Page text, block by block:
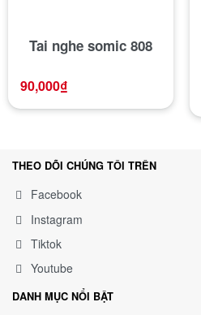
Tai nghe somic 808
90,000₫
THEO DÕI CHÚNG TÔI TRÊN
Facebook
Instagram
Tiktok
Youtube
DANH MỤC NỔI BẬT